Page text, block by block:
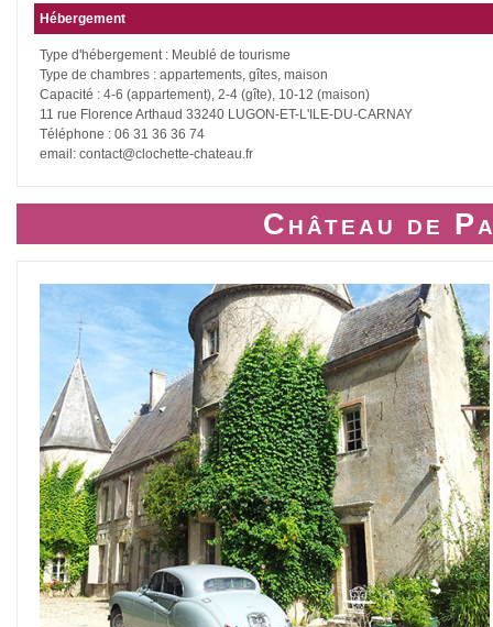
Hébergement
Type d'hébergement : Meublé de tourisme
Type de chambres : appartements, gîtes, maison
Capacité : 4-6 (appartement), 2-4 (gîte), 10-12 (maison)
11 rue Florence Arthaud 33240 LUGON-ET-L'ILE-DU-CARNAY
Téléphone : 06 31 36 36 74
email: contact@clochette-chateau.fr
Château de